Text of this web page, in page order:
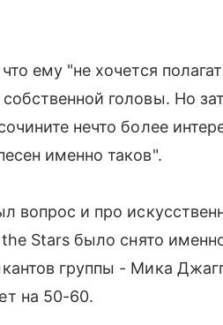
ему "не хочется
головы. Но
нечто более
именно таков".
вопрос и про
Stars было снято
группы - Мика
на 50-60.